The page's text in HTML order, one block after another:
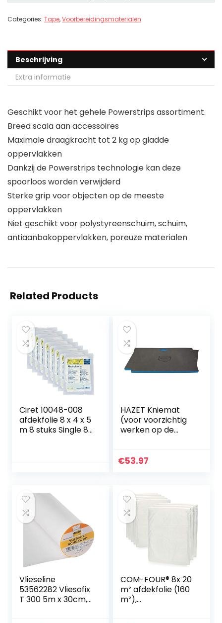
Categories: Tape,Voorbereidingsmaterialen
Beschrijving
Extra informatie
Geschikt voor het gehele Powerstrips assortiment.
Breed scala aan accessoires
Maximale draagkracht tot 2 kg op gladde
oppervlakken
Dankzij de Powerstrips technologie kan deze
spoorloos worden verwijderd
Sterke grip voor objecten op de meeste
oppervlakken
Niet geschikt voor polystyreenschuim, schuim,
antiaanbakoppervlakken, poreuze materialen
Related Products
Ciret 10048-008
afdekfolie 8 x 4 x 5
m 8 stuks Single 8x
HAZET Kniemat
(voor voorzichtig
werken op de
voertuigonderhou
€53.97
Vlieseline
53562282 Vliesofix
T 300 5m x 30cm,
COM-FOUR® 8x 20
m² afdekfolie (160
m²),